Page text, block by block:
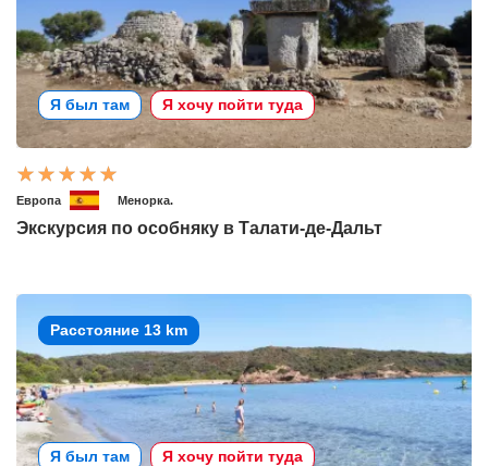
Я был там Я хочу пойти туда
Европа Менорка.
Экскурсия по особняку в Талати-де-Дальт
Расстояние 13 km
Я был там Я хочу пойти туда